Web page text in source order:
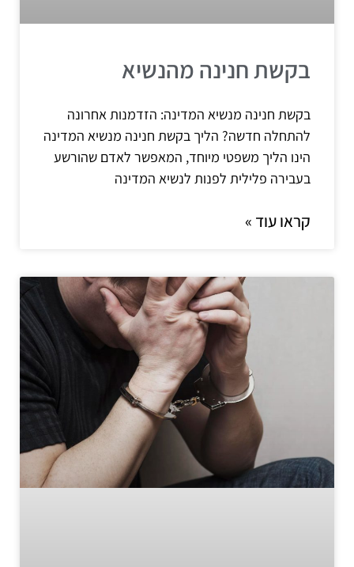
בקשת חנינה מהנשיא
בקשת חנינה מנשיא המדינה: הזדמנות אחרונה
להתחלה חדשה? הליך בקשת חנינה מנשיא המדינה
הינו הליך משפטי מיוחד, המאפשר לאדם שהורשע
בעבירה פלילית לפנות לנשיא המדינה
קראו עוד »